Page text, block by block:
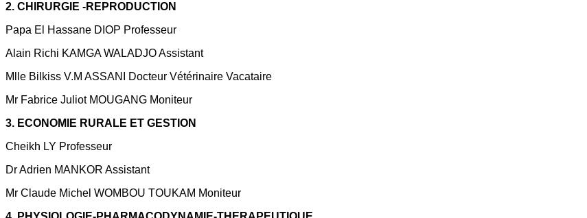
2. CHIRURGIE -REPRODUCTION
Papa El Hassane DIOP Professeur
Alain Richi KAMGA WALADJO Assistant
Mlle Bilkiss V.M ASSANI Docteur Vétérinaire Vacataire
Mr Fabrice Juliot MOUGANG Moniteur
3. ECONOMIE RURALE ET GESTION
Cheikh LY Professeur
Dr Adrien MANKOR Assistant
Mr Claude Michel WOMBOU TOUKAM Moniteur